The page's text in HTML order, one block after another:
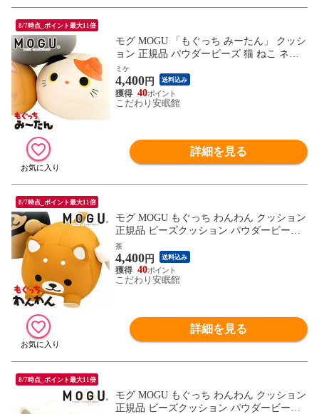
8/7時点_ポイント最大11倍
モグ MOGU 「もぐっち みーたん」 クッシ
ョン 正規品 パウダービーズ 猫 ねこ ネコ
(ヨコ29×タテ24×奥行35cm ミケ)【10I-MI-T
AN-MIKE】
ミケ
4,400円 送料込み
40
こだわり安眠館
詳細を見る
8/7時点_ポイント最大11倍
モグ MOGU もぐっち わんわん クッション
正規品 ビーズクッション パウダービーズ
柴犬 いぬ ぬいぐるみ (横27X縦29X奥行40c
m 茶)【10I-WANWAN-CHA】
茶
4,400円 送料込み
40
こだわり安眠館
詳細を見る
8/7時点_ポイント最大11倍
モグ MOGU もぐっち わんわん クッション
正規品 ビーズクッション パウダービーズ